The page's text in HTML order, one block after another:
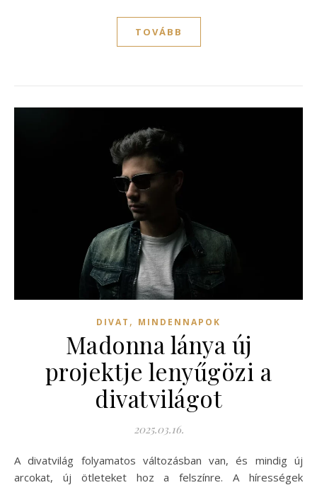
TOVÁBB
DIVAT , MINDENNAPOK
Madonna lánya új
projektje lenyűgözi a
divatvilágot
2025.03.16.
A divatvilág folyamatos változásban van, és mindig új
arcokat, új ötleteket hoz a felszínre. A hírességek